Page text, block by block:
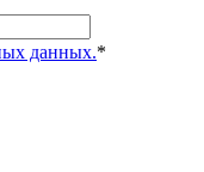
данных.*